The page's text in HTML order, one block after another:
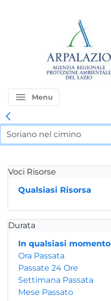
menu Menu
Voci Risorse
Qualsiasi Risorsa
Durata
In qualsiasi momento
Ora Passata
Passate 24 Ore
Settimana Passata
Mese Passato